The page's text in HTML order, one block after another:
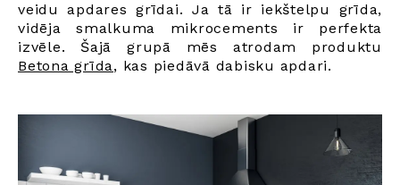
veidu apdares grīdai. Ja tā ir iekštelpu grīda,
vidēja smalkuma mikrocements ir perfekta
izvēle. Šajā grupā mēs atrodam produktu
Betona grīda, kas piedāvā dabisku apdari.